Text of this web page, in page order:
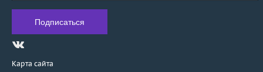
Карта сайта